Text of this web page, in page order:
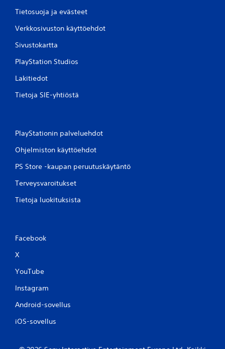
Tietosuoja ja evästeet
Verkkosivuston käyttöehdot
Sivustokartta
PlayStation Studios
Lakitiedot
Tietoja SIE-yhtiöstä
PlayStationin palveluehdot
Ohjelmiston käyttöehdot
PS Store -kaupan peruutuskäytäntö
Terveysvaroitukset
Tietoja luokituksista
Facebook
X
YouTube
Instagram
Android-sovellus
iOS-sovellus